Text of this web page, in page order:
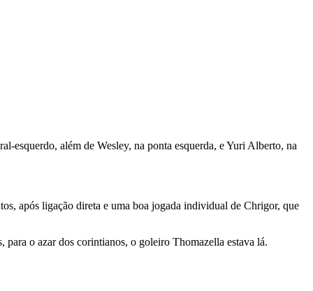
esquerdo, além de Wesley, na ponta esquerda, e Yuri Alberto, na
após ligação direta e uma boa jogada individual de Chrigor, que
o azar dos corintianos, o goleiro Thomazella estava lá.